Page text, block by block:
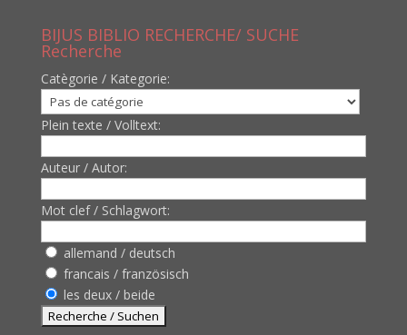
BIJUS BIBLIO RECHERCHE/ SUCHE
Recherche
Catègorie / Kategorie:
Plein texte / Volltext:
Auteur / Autor:
Mot clef / Schlagwort:
allemand / deutsch
francais / französisch
les deux / beide